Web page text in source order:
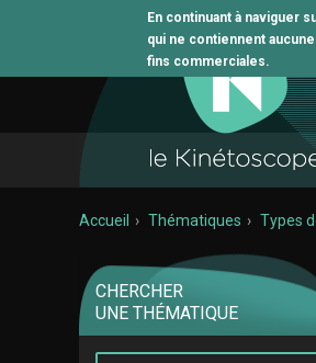
En continuant à naviguer
qui ne contiennent
fins commerciales.
Accueil Thématiques Types
CHERCHER
UNE THÉMATIQUE